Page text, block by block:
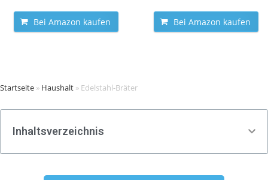
Bei Amazon kaufen Bei Amazon kaufen
Startseite » Haushalt » Edelstahl-Bräter
Inhaltsverzeichnis